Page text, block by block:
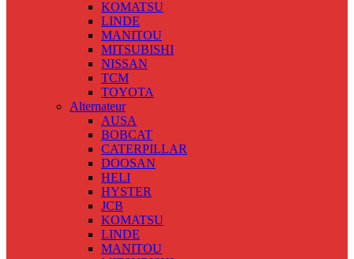
KOMATSU
LINDE
MANITOU
MITSUBISHI
NISSAN
TCM
TOYOTA
Alternateur
AUSA
BOBCAT
CATERPILLAR
DOOSAN
HELI
HYSTER
JCB
KOMATSU
LINDE
MANITOU